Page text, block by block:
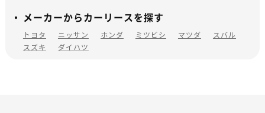
メーカーからカーリースを探す
トヨタ ニッサン ホンダ ミツビシ マツダ
スバル
スズキ
ダイハツ